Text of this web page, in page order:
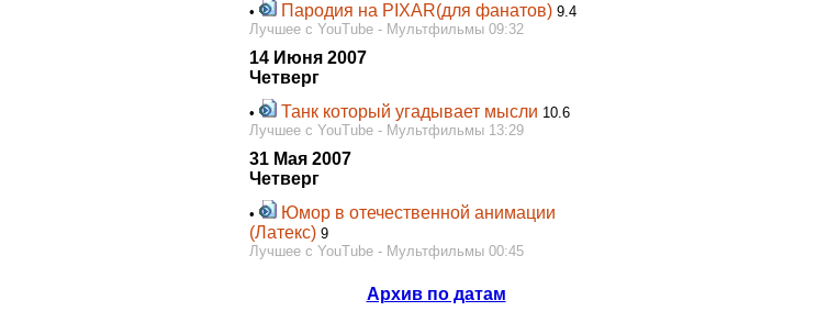
• Пародия на PIXAR(для фанатов) 9.4
Лучшее с YouTube - Мультфильмы 09:32
14 Июня 2007
Четверг
• Танк который угадывает мысли 10.6
Лучшее с YouTube - Мультфильмы 13:29
31 Мая 2007
Четверг
•
Юмор в отечественной анимации
(Латекс) 9
Лучшее с YouTube - Мультфильмы 00:45
Архив по датам